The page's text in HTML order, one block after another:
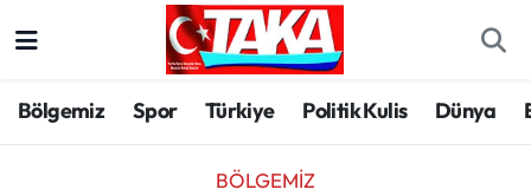
Bölgemiz Spor Türkiye Politik Kulis Dünya
BÖLGEMIZ
Spor
Trabzon Hava Durumu